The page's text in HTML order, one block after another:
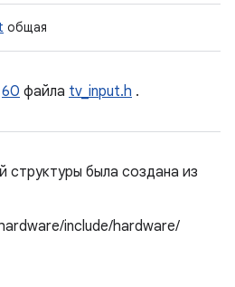
общая
60 файла tv_input.h .
структуры была создана из
include/hardware/